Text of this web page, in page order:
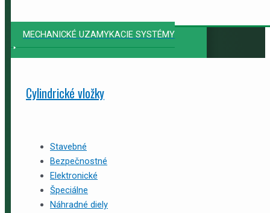
MECHANICKÉ UZAMYKACIE SYSTÉMY
Cylindrické vložky
Stavebné
Bezpečnostné
Elektronické
Špeciálne
Náhradné diely